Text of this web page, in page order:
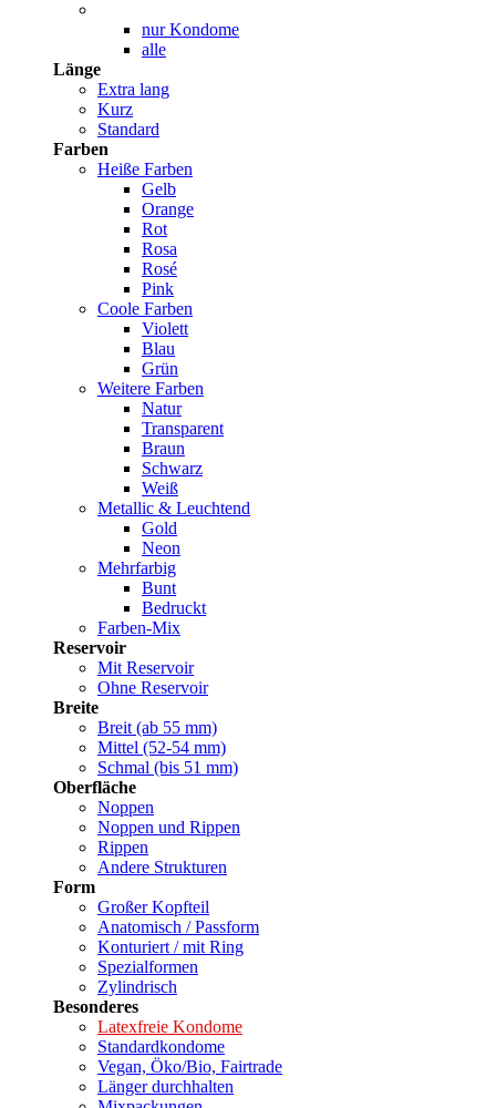
nur Kondome
alle
Länge
Extra lang
Kurz
Standard
Farben
Heiße Farben
Gelb
Orange
Rot
Rosa
Rosé
Pink
Coole Farben
Violett
Blau
Grün
Weitere Farben
Natur
Transparent
Braun
Schwarz
Weiß
Metallic & Leuchtend
Gold
Neon
Mehrfarbig
Bunt
Bedruckt
Farben-Mix
Reservoir
Mit Reservoir
Ohne Reservoir
Breite
Breit (ab 55 mm)
Mittel (52-54 mm)
Schmal (bis 51 mm)
Oberfläche
Noppen
Noppen und Rippen
Rippen
Andere Strukturen
Form
Großer Kopfteil
Anatomisch / Passform
Konturiert / mit Ring
Spezialformen
Zylindrisch
Besonderes
Latexfreie Kondome
Standardkondome
Vegan, Öko/Bio, Fairtrade
Länger durchhalten